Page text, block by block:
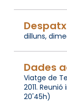
dilluns,
Dades
Viatge de
2011.
20'45h)